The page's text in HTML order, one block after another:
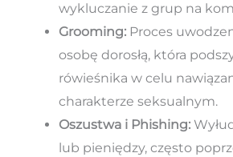
wykluczanie z grup na
Grooming:Proces
osobę dorosłą, która
rówieśnika w celu
charakterze seksualnym.
Oszustwa i Phishing:
lub pieniędzy, często